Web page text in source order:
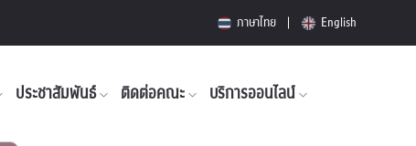
ภาษาไทย English
ประชาสัมพันธ์ ติดต่อคณะ บริการออนไลน์